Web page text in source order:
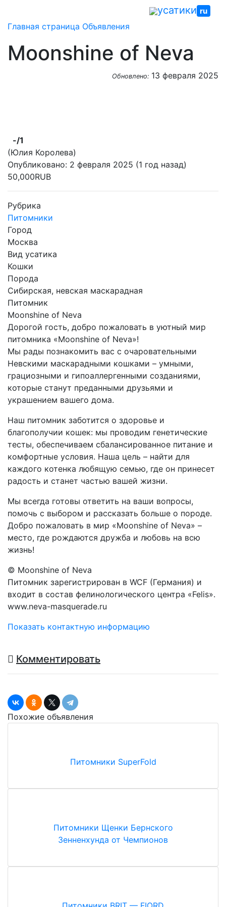
content
усатики ru
Главная страница Объявления
Moonshine of Neva
Обновлено: 13 февраля 2025
-/1
(Юлия Королева)
Опубликовано: 2 февраля 2025 (1 год назад)
50,000RUB
Рубрика
Питомники
Город
Москва
Вид усатика
Кошки
Порода
Сибирская, невская маскарадная
Питомник
Moonshine of Neva
Дорогой гость, добро пожаловать в уютный мир
питомника «Moonshine of Neva»!
Мы рады познакомить вас с очаровательными
Невскими маскарадными кошками – умными,
грациозными и гипоаллергенными созданиями,
которые станут преданными друзьями и
украшением вашего дома.
Наш питомник заботится о здоровье и
благополучии кошек: мы проводим генетические
тесты, обеспечиваем сбалансированное питание и
комфортные условия. Наша цель – найти для
каждого котенка любящую семью, где он принесет
радость и станет частью вашей жизни.
Мы всегда готовы ответить на ваши вопросы,
помочь с выбором и рассказать больше о породе.
Добро пожаловать в мир «Moonshine of Neva» –
место, где рождаются дружба и любовь на всю
жизнь!
© Moonshine of Neva
Питомник зарегистрирован в WCF (Германия) и
входит в состав фелинологического центра «Felis».
www.neva-masquerade.ru
Показать контактную информацию
Комментировать
Похожие объявления
Питомники SuperFold
Питомники Щенки Бернского
Зенненхунда от Чемпионов